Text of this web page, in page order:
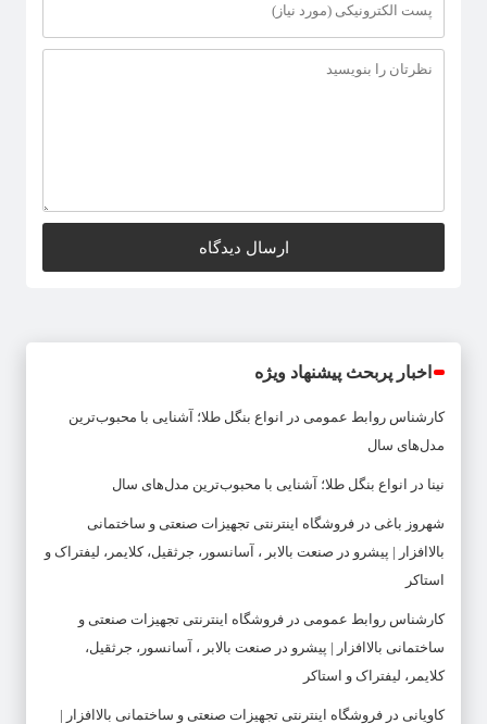
اخبار پربحث پیشنهاد ویژه
کارشناس روابط عمومی در
انواع بنگل طلا؛ آشنایی با محبوب‌ترین
مدل‌های سال
نینا در انواع بنگل طلا؛ آشنایی با محبوب‌ترین مدل‌های سال
شهروز باغی در فروشگاه اینترنتی تجهیزات صنعتی و ساختمانی
بالاافزار | پیشرو در صنعت بالابر ، آسانسور، جرثقیل، کلایمر، لیفتراک و
استاکر
کارشناس روابط عمومی در فروشگاه اینترنتی تجهیزات صنعتی و
ساختمانی بالاافزار | پیشرو در صنعت بالابر ، آسانسور، جرثقیل،
کلایمر، لیفتراک و استاکر
کاویانی در فروشگاه اینترنتی تجهیزات صنعتی و ساختمانی بالاافزار |